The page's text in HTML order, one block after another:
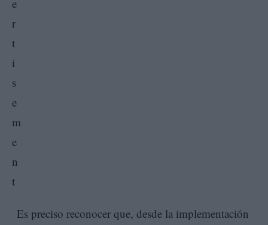
Es preciso reconocer que, desde la implementación